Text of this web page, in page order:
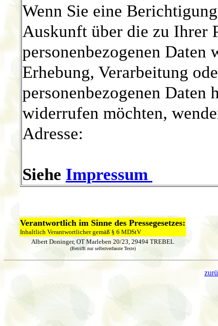
Wenn Sie eine
Auskunft über die zu Ihrer
personenbezogenen Daten
Erhebung, Verarbeitung
personenbezogenen
widerrufen möchten,
Adresse:
Siehe Impressum
Verantwortlich im Sinne des Pressegesetzes:
Inhaltlich Verantwortlicher gemäß § 6 MDStV
Albert Doninger, OT Marleben 20/23, 29494 TREBEL
(Betrifft nur selbstverfasste Texte)